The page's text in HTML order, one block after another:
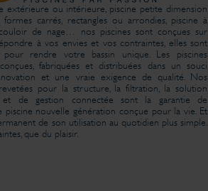
extérieure ou intérieure, piscine petite dimension
carrés, rectangles ou arrondies, piscine à
de nage… nos piscines sont conçues sur
à vos envies et vos contraintes, elles sont
pour rendre votre bassin unique. Les piscines
fabriquées et distribuées dans un souci
et une vraie exigence de qualité. Nos
pour la structure, la filtration, la solution
et de gestion connectée sont la garantie de
piscine nouvelle génération conçue pour la vie. Et
de son utilisation au quotidien plus simple.
que du plaisir.